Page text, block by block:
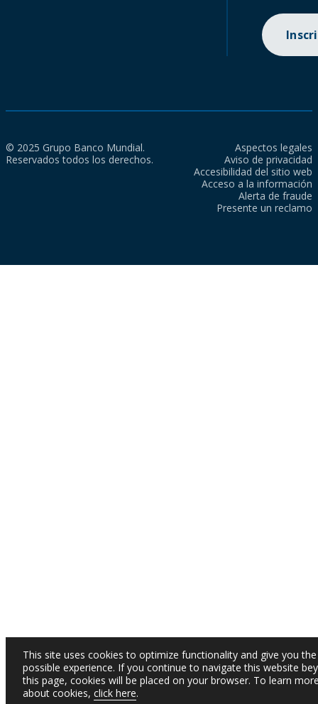
© 2025 Grupo Banco Mundial.
Reservados todos los derechos.
Aspectos legales
Aviso de privacidad
Accesibilidad del sitio web
Acceso a la información
Alerta de fraude
Presente un reclamo
This site uses cookies to optimize functionality and give you
possible experience. If you continue to navigate this website
this page, cookies will be placed on your browser. To learn
about cookies, click here.